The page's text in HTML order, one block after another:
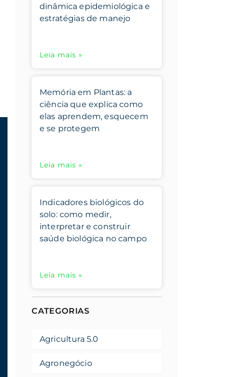
dinâmica epidemiológica e
estratégias de manejo
Leia mais »
Memória em Plantas: a
ciência que explica como
elas aprendem, esquecem
e se protegem
Leia mais »
Indicadores biológicos do
solo: como medir,
interpretar e construir
saúde biológica no campo
Leia mais »
CATEGORIAS
Agricultura 5.0
Agronegócio